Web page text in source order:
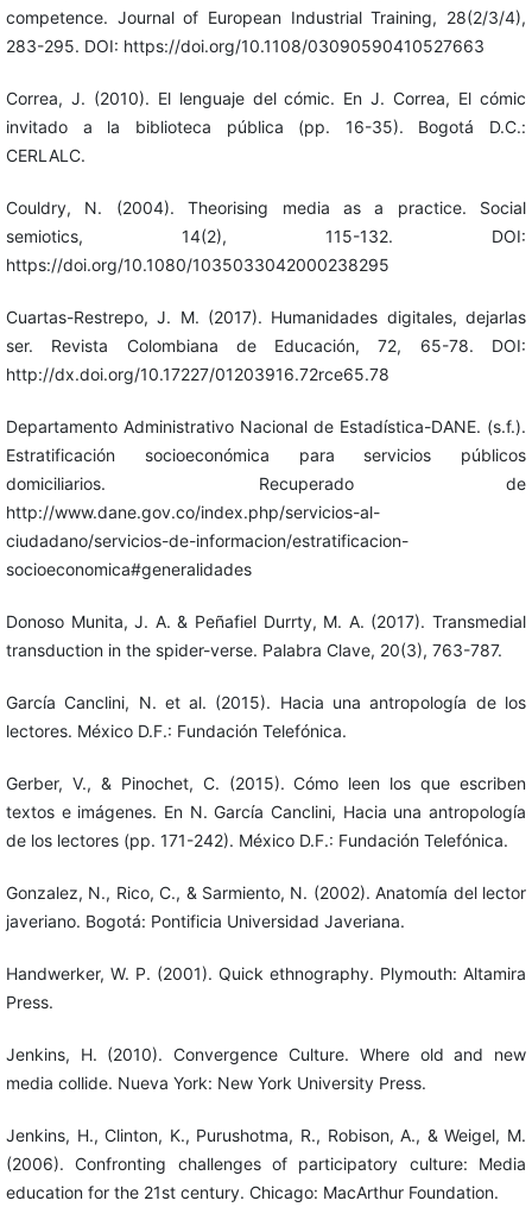
competence. Journal of European Industrial Training, 28(2/3/4),
283-295. DOI: https://doi.org/10.1108/03090590410527663
Correa, J. (2010). El lenguaje del cómic. En J. Correa, El cómic
invitado a la biblioteca pública (pp. 16-35). Bogotá D.C.:
CERLALC.
Couldry, N. (2004). Theorising media as a practice. Social
semiotics, 14(2), 115-132. DOI:
https://doi.org/10.1080/1035033042000238295
Cuartas-Restrepo, J. M. (2017). Humanidades digitales, dejarlas
ser. Revista Colombiana de Educación, 72, 65-78. DOI:
http://dx.doi.org/10.17227/01203916.72rce65.78
Departamento Administrativo Nacional de Estadística-DANE. (s.f.).
Estratificación socioeconómica para servicios públicos
domiciliarios. Recuperado de
http://www.dane.gov.co/index.php/servicios-al-
ciudadano/servicios-de-informacion/estratificacion-
socioeconomica#generalidades
Donoso Munita, J. A. & Peñafiel Durrty, M. A. (2017). Transmedial
transduction in the spider-verse. Palabra Clave, 20(3), 763-787.
García Canclini, N. et al. (2015). Hacia una antropología de los
lectores. México D.F.: Fundación Telefónica.
Gerber, V., & Pinochet, C. (2015). Cómo leen los que escriben
textos e imágenes. En N. García Canclini, Hacia una antropología
de los lectores (pp. 171-242). México D.F.: Fundación Telefónica.
Gonzalez, N., Rico, C., & Sarmiento, N. (2002). Anatomía del lector
javeriano. Bogotá: Pontificia Universidad Javeriana.
Handwerker, W. P. (2001). Quick ethnography. Plymouth: Altamira
Press.
Jenkins, H. (2010). Convergence Culture. Where old and new
media collide. Nueva York: New York University Press.
Jenkins, H., Clinton, K., Purushotma, R., Robison, A., & Weigel, M.
(2006). Confronting challenges of participatory culture: Media
education for the 21st century. Chicago: MacArthur Foundation.